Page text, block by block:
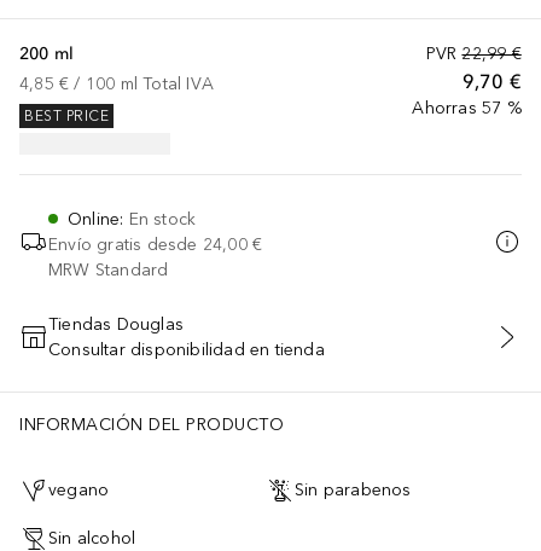
PVR 22,99 €
9,70 €
Ahorras 57 %
200 ml
4,85 € / 100 ml Total IVA
BEST PRICE
Online: En stock
Envío gratis desde 24,00 €
MRW Standard
AÑADIR AL CARRITO
Tiendas Douglas
Consultar disponibilidad en tienda
INFORMACIÓN DEL PRODUCTO
vegano Sin parabenos
Sin alcohol